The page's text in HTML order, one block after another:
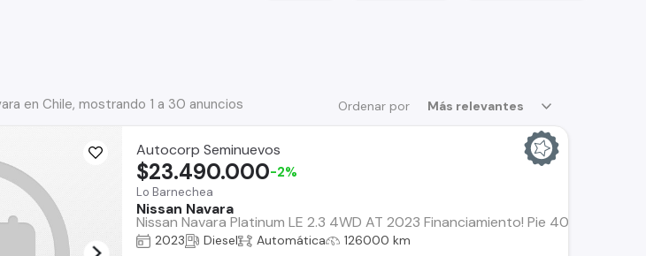
Ordenar por Más relevantes
en Chile, mostrando 1 a 30 anuncios
Autocorp Seminuevos
Lo Barnechea
Nissan Navara
Nissan Navara Platinum LE 2.3 4WD AT 2023 Financiamiento! Pie 40%
$23.490.000-2%
2023 Diesel Automática 126000 km